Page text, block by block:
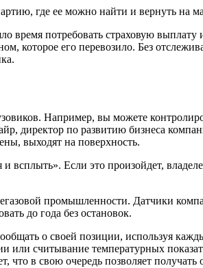
где ее можно найти и вернуть на
потребовать страховую выплату
которое его перевозило. Без
Например, вы можете
директор по развитию бизнеса
выходят на поверхность.
всплыть». Если это произойдет,
промышленности. Датчики
до года без остановок.
о своей позиции, используя
считывание температурных
в свою очередь позволяет